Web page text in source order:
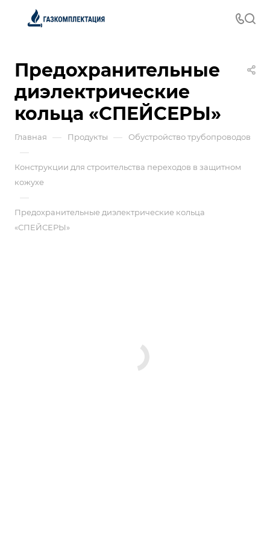
Предохранительные
диэлектрические
кольца «СПЕЙСЕРЫ»
Главная — Продукты — Обустройство трубопроводов
—
Конструкции для строительства переходов в защитном
кожухе
—
Предохранительные диэлектрические кольца
«СПЕЙСЕРЫ»